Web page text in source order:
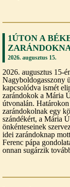
1ÚTON A
2026. augusztus 15.
2026. augusztus 15-
Nagyboldogasszony
kapcsolódva ismét
zarándokok a Mária
útvonalán.
zarándokolnak egy
szándékért, a Mária
önkénteseinek
idei zarándoknap
Ferenc pápa
onnan sugárzik